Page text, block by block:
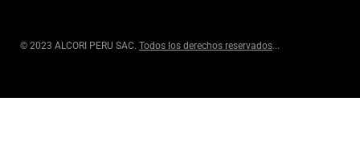
© 2023 ALCORI PERU SAC. Todos los derechos reservados...